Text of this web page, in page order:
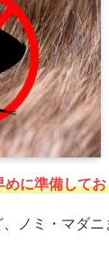
に準備して
ノミ・マダ